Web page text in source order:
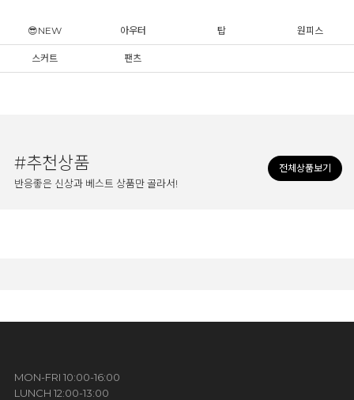
😎NEW 아우터 탑 원피스
스커트 팬츠
전체상품보기
#추천상품
반응좋은 신상과 베스트 상품만 골라서!
MON-FRI 10:00-16:00
LUNCH 12:00-13:00